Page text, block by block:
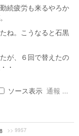
続疲労も来るやろか
ね。こうなると石黒
が、６回で替えたの
・
ソース表示 通報 ...
>> 9957